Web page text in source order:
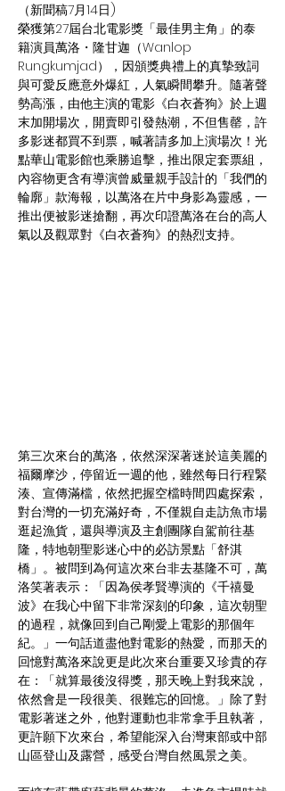
（新聞稿7月14日)
榮獲第27屆台北電影獎「最佳男主角」的泰
籍演員萬洛・隆甘迦（Wanlop
Rungkumjad），因頒獎典禮上的真摯致詞
與可愛反應意外爆紅，人氣瞬間攀升。隨著聲
勢高漲，由他主演的電影《白衣蒼狗》於上週
末加開場次，開賣即引發熱潮，不但售罄，許
多影迷都買不到票，喊著請多加上演場次！光
點華山電影館也乘勝追擊，推出限定套票組，
內容物更含有導演曾威量親手設計的「我們的
輪廓」款海報，以萬洛在片中身影為靈感，一
推出便被影迷搶翻，再次印證萬洛在台的高人
氣以及觀眾對《白衣蒼狗》的熱烈支持。
第三次來台的萬洛，依然深深著迷於這美麗的
福爾摩沙，停留近一週的他，雖然每日行程緊
湊、宣傳滿檔，依然把握空檔時間四處探索，
對台灣的一切充滿好奇，不僅親自走訪魚市場
逛起漁貨，還與導演及主創團隊自駕前往基
隆，特地朝聖影迷心中的必訪景點「舒淇
橋」。被問到為何這次來台非去基隆不可，萬
洛笑著表示：「因為侯孝賢導演的《千禧曼
波》在我心中留下非常深刻的印象，這次朝聖
的過程，就像回到自己剛愛上電影的那個年
紀。」一句話道盡他對電影的熱愛，而那天的
回憶對萬洛來說更是此次來台重要又珍貴的存
在：「就算最後沒得獎，那天晚上對我來說，
依然會是一段很美、很難忘的回憶。」除了對
電影著迷之外，他對運動也非常拿手且執著，
更許願下次來台，希望能深入台灣東部或中部
山區登山及露營，感受台灣自然風景之美。